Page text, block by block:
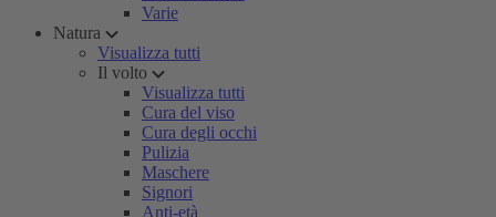
Varie
Natura
Visualizza tutti
Il volto
Visualizza tutti
Cura del viso
Cura degli occhi
Pulizia
Maschere
Signori
Anti-età